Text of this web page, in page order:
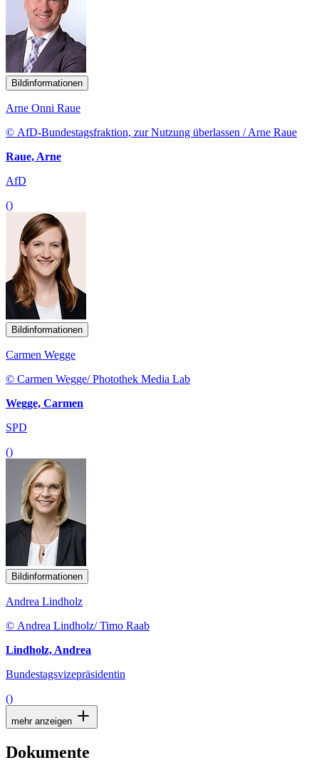
Bildinformationen
Arne Onni Raue
© AfD-Bundestagsfraktion, zur Nutzung überlassen / Arne Raue
Raue, Arne
AfD
()
Bildinformationen
Carmen Wegge
© Carmen Wegge/ Photothek Media Lab
Wegge, Carmen
SPD
()
Bildinformationen
Andrea Lindholz
© Andrea Lindholz/ Timo Raab
Lindholz, Andrea
Bundestagsvizepräsidentin
()
mehr anzeigen
Dokumente